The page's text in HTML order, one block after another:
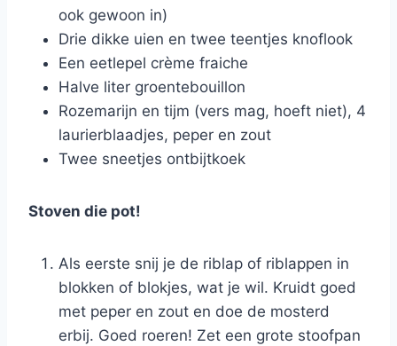
ook gewoon in)
Drie dikke uien en twee teentjes knoflook
Een eetlepel crème fraiche
Halve liter groentebouillon
Rozemarijn en tijm (vers mag, hoeft niet), 4
laurierblaadjes, peper en zout
Twee sneetjes ontbijtkoek
Stoven die pot!
Als eerste snij je de riblap of riblappen in
blokken of blokjes, wat je wil. Kruidt goed
met peper en zout en doe de mosterd
erbij. Goed roeren! Zet een grote stoofpan